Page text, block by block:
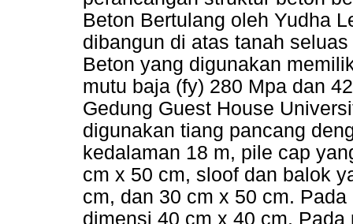
Beton Bertulang oleh Yudha
dibangun di atas tanah
Beton yang digunakan
mutu baja (fy) 280 Mpa dan
Gedung Guest House
digunakan tiang pancang
kedalaman 18 m, pile cap
cm x 50 cm, sloof dan balok
cm, dan 30 cm x 50 cm.
dimensi 40 cm x 40 cm.